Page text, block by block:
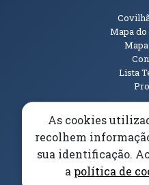
InformaçõesMapa
Lista
Elogios, Sugestões e
Canal
As cookies
recolhem
sua identificação.
a política de